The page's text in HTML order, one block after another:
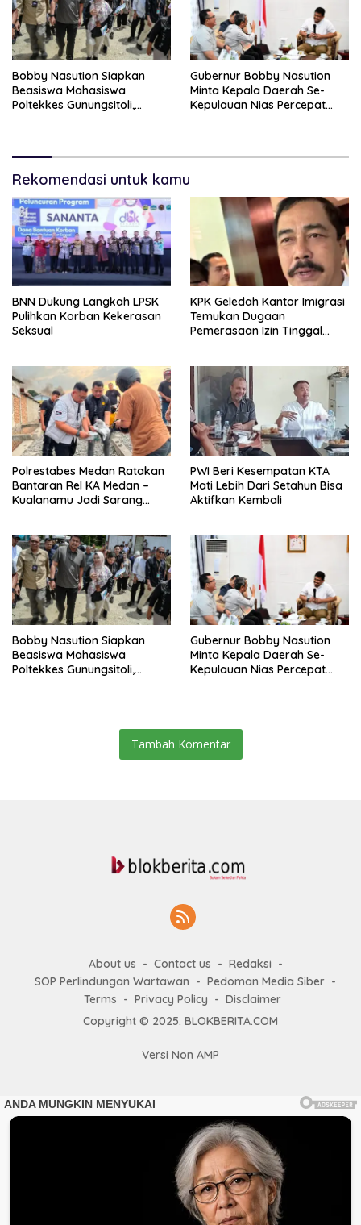
Bobby Nasution Siapkan
Beasiswa Mahasiswa
Poltekkes Gunungsitoli,
Gubernur Bobby Nasution
Minta Kepala Daerah Se-
Kepulauan Nias Percepat
Rekomendasi untuk kamu
BNN Dukung Langkah LPSK
Pulihkan Korban Kekerasan
Seksual
KPK Geledah Kantor Imigrasi
Temukan Dugaan
Pemerasaan Izin Tinggal
Polrestabes Medan Ratakan
Bantaran Rel KA Medan –
Kualanamu Jadi Sarang
Beragam Senjata Disita
PWI Beri Kesempatan KTA
Mati Lebih Dari Setahun Bisa
Aktifkan Kembali
Bobby Nasution Siapkan
Beasiswa Mahasiswa
Poltekkes Gunungsitoli,
Gubernur Bobby Nasution
Minta Kepala Daerah Se-
Kepulauan Nias Percepat
Tambah Komentar
About us Contact us
Redaksi
SOP Perlindungan Wartawan
Pedoman Media Siber
Terms
Privacy Policy
Disclaimer
Copyright © 2025. BLOKBERITA.COM
Versi Non AMP